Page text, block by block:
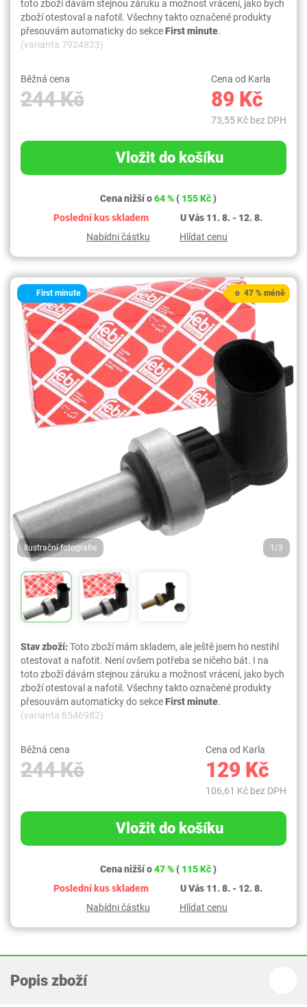
toto zboží dávám stejnou záruku a možnost vrácení, jako bych
zboží otestoval a nafotil. Všechny takto označené produkty
přesouvám automaticky do sekceFirst minute.
(varianta 7924823)
Běžná cena
244 Kč
Cena od Karla
89 Kč
73,55 Kč bez DPH
Vložit do košíku
Cena nižší o64 %(155 Kč)
Poslední kus skladem
U Vás 11. 8. - 12. 8.
Nabídni částku
Hlídat cenu
First minute
Ilustrační fotografie 1/3
o 47 % méně
Stav zboží:Toto zboží mám skladem, ale ještě jsem ho nestihl
otestovat a nafotit. Není ovšem potřeba se ničeho bát. I na
toto zboží dávám stejnou záruku a možnost vrácení, jako bych
zboží otestoval a nafotil. Všechny takto označené produkty
přesouvám automaticky do sekceFirst minute.
(varianta 8546982)
Běžná cena
244 Kč
Cena od Karla
129 Kč
106,61 Kč bez DPH
Vložit do košíku
Cena nižší o47 %(115 Kč)
Poslední kus skladem
U Vás 11. 8. - 12. 8.
Nabídni částku
Hlídat cenu
Popis zboží